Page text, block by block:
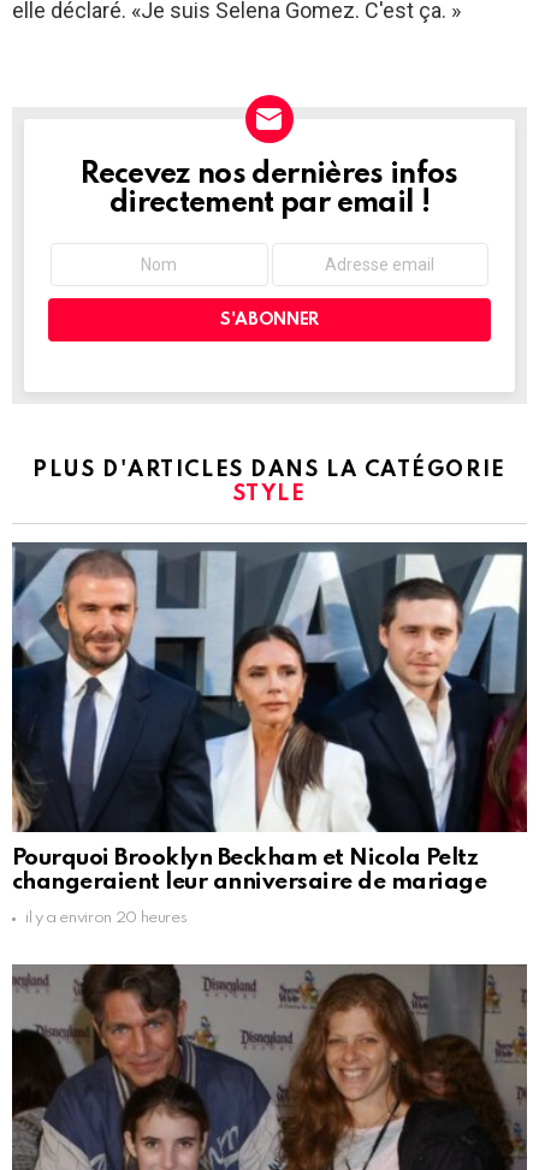
elle déclaré. «Je suis Selena Gomez. C'est ça. »
NEWSLETTER
Recevez nos dernières infos
directement par email !
PLUS D'ARTICLES DANS LA CATÉGORIE
STYLE
Pourquoi Brooklyn Beckham et Nicola Peltz
changeraient leur anniversaire de mariage
il y a environ 20 heures